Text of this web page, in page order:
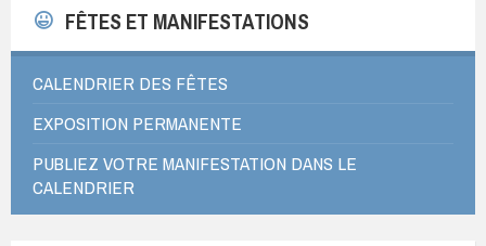
FÊTES ET MANIFESTATIONS
CALENDRIER DES FÊTES
EXPOSITION PERMANENTE
PUBLIEZ VOTRE MANIFESTATION DANS LE
CALENDRIER